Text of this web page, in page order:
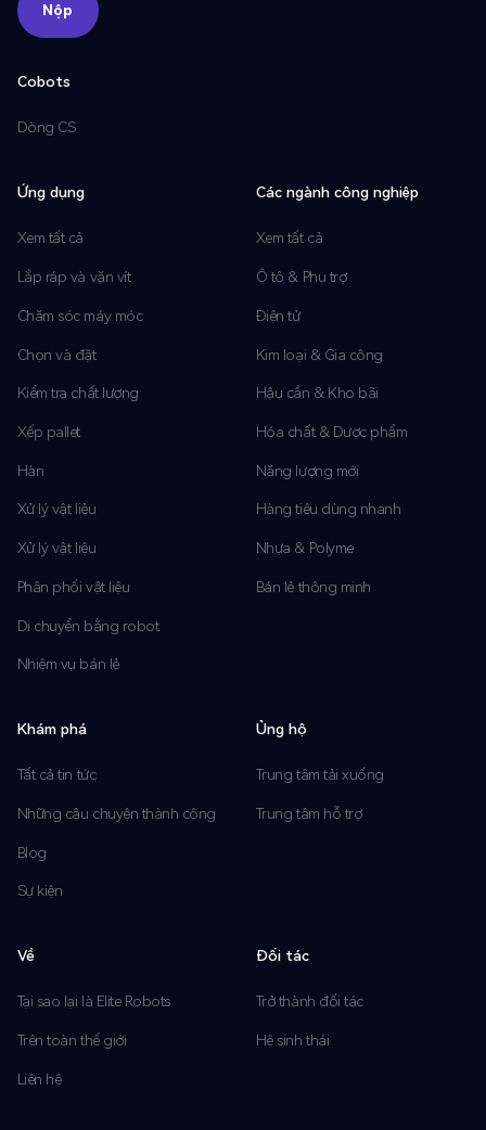
Nộp
Nộp
Cobots
Dòng CS
Ứng dụng
Xem tất cả
Lắp ráp và vặn vít
Chăm sóc máy móc
Chọn và đặt
Kiểm tra chất lượng
Xếp pallet
Hàn
Xử lý vật liệu
Xử lý vật liệu
Phân phối vật liệu
Di chuyển bằng robot
Nhiệm vụ bán lẻ
Các ngành công nghiệp
Xem tất cả
Ô tô & Phụ trợ
Điện tử
Kim loại & Gia công
Hậu cần & Kho bãi
Hóa chất & Dược phẩm
Năng lượng mới
Hàng tiêu dùng nhanh
Nhựa & Polyme
Bán lẻ thông minh
Khám phá
Tất cả tin tức
Những câu chuyện thành công
Blog
Sự kiện
Ủng hộ
Trung tâm tải xuống
Trung tâm hỗ trợ
Về
Tại sao lại là Elite Robots
Trên toàn thế giới
Liên hệ
Đối tác
Trở thành đối tác
Hệ sinh thái